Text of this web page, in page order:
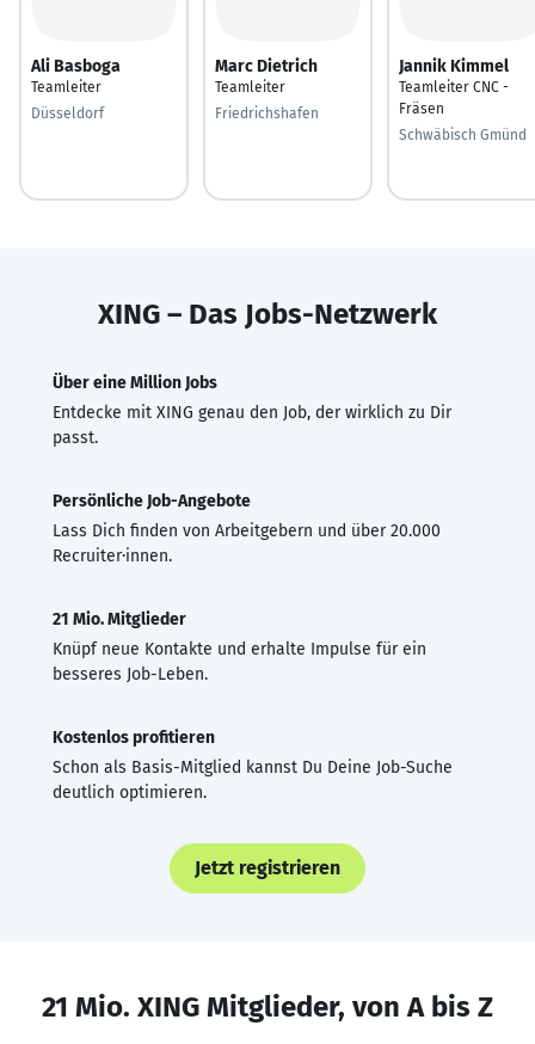
Ali Basboga
Teamleiter
Düsseldorf
Marc Dietrich
Teamleiter
Friedrichshafen
Jannik Kimmel
Teamleiter CNC -
Fräsen
Schwäbisch Gmünd
XING – Das Jobs-Netzwerk
Über eine Million Jobs
Entdecke mit XING genau den Job, der wirklich zu Dir
passt.
Persönliche Job-Angebote
Lass Dich finden von Arbeitgebern und über 20.000
Recruiter·innen.
21 Mio. Mitglieder
Knüpf neue Kontakte und erhalte Impulse für ein
besseres Job-Leben.
Kostenlos profitieren
Schon als Basis-Mitglied kannst Du Deine Job-Suche
deutlich optimieren.
Jetzt registrieren
21 Mio. XING Mitglieder, von A bis Z